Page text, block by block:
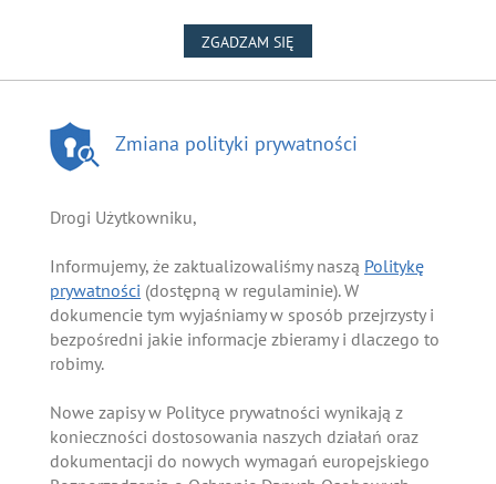
ZGADZAM SIĘ
Zmiana polityki prywatności
Drogi Użytkowniku,
Informujemy, że zaktualizowaliśmy naszą Politykę
prywatności (dostępną w regulaminie). W
dokumencie tym wyjaśniamy w sposób przejrzysty i
bezpośredni jakie informacje zbieramy i dlaczego to
robimy.
Nowe zapisy w Polityce prywatności wynikają z
konieczności dostosowania naszych działań oraz
dokumentacji do nowych wymagań europejskiego